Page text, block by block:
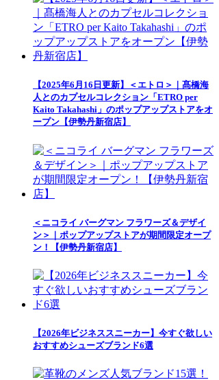
【2025年6月16日更新】＜エトロ＞｜髙橋海
人とのカプセルコレクション「ETRO per
Kaito Takahashi」のポップアップストアをオ
ープン【伊勢丹新宿店】
＜ニコライ バーグマン フラワーズ＆デザイ
ン＞｜ポップアップストアが期間限定オープ
ン！【伊勢丹新宿店】
【2026年ビジネススニーカー】今すぐ欲しい
おすすめシューズブランド6選